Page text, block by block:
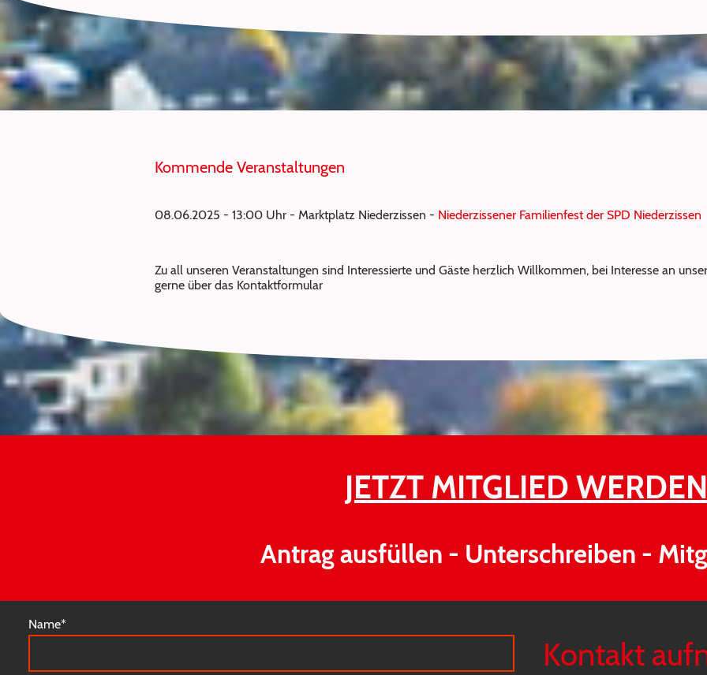
Kommende Veranstaltungen
08.06.2025 - 13:00 Uhr - Marktplatz Niederzissen - Niederzissener Familienfest der SPD Niederzissen
Zu all unseren Veranstaltungen sind Interessierte und Gäste herzlich Willkommen, bei Interesse an
gerne über das Kontaktformular
JETZT MITGLIED
Antrag ausfüllen - Unterschreiben -
Name*
Kontakt